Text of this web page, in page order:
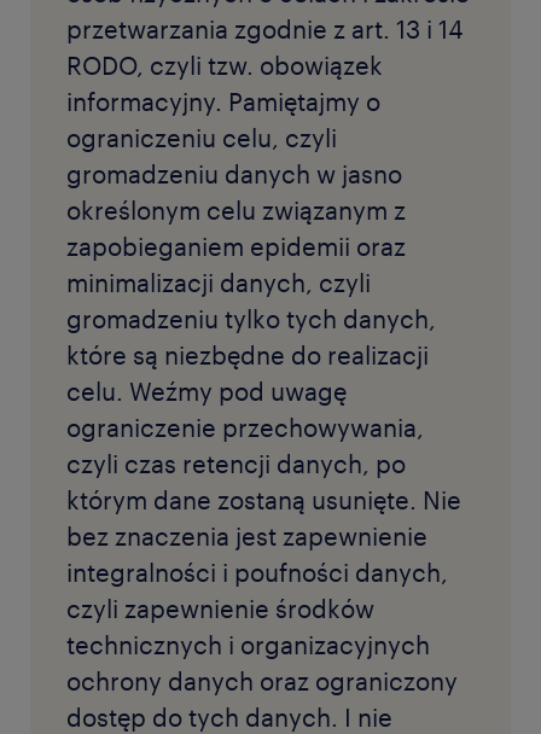
przetwarzania zgodnie z art. 13 i 14
RODO, czyli tzw. obowiązek
informacyjny. Pamiętajmy o
ograniczeniu celu, czyli
gromadzeniu danych w jasno
określonym celu związanym z
zapobieganiem epidemii oraz
minimalizacji danych, czyli
gromadzeniu tylko tych danych,
które są niezbędne do realizacji
celu. Weźmy pod uwagę
ograniczenie przechowywania,
czyli czas retencji danych, po
którym dane zostaną usunięte. Nie
bez znaczenia jest zapewnienie
integralności i poufności danych,
czyli zapewnienie środków
technicznych i organizacyjnych
ochrony danych oraz ograniczony
dostęp do tych danych. I nie